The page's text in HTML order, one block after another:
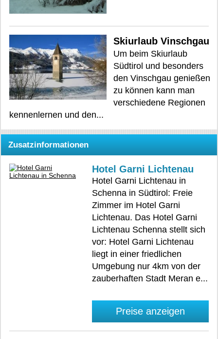
Skiurlaub Vinschgau
Um beim Skiurlaub
Südtirol und besonders
den Vinschgau genießen
zu können kann man
verschiedene Regionen
kennenlernen und den...
Zusatzinformationen
Hotel Garni Lichtenau
Hotel Garni Lichtenau in
Schenna in Südtirol: Freie
Zimmer im Hotel Garni
Lichtenau. Das Hotel Garni
Lichtenau Schenna stellt sich
vor: Hotel Garni Lichtenau
liegt in einer friedlichen
Umgebung nur 4km von der
zauberhaften Stadt Meran e...
Preise anzeigen